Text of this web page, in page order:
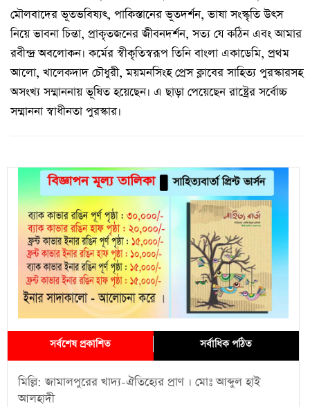
মৌলবাদের ভূতভবিষ্যৎ, পাকিস্তানের ভূতদর্শন, ভাষা সংস্কৃতি উৎস
নিয়ে ভাবনা চিন্তা, প্রাকৃতজনের জীবনদর্শন, সত্য যে কঠিন এবং আমার
রবীন্দ্র অবলোকন। কর্মের স্বীকৃতিস্বরূপ তিনি বাংলা একাডেমি, প্রথম
আলো, খালেকদাদ চৌধুরী, ময়মনসিংহ প্রেস ক্লাবের সাহিত্য পুরস্কারসহ
অসংখ্য সম্মাননায় ভূষিত হয়েছেন। এ ছাড়া পেয়েছেন রাষ্ট্রের সর্বোচ্চ
সম্মাননা স্বাধীনতা পুরস্কার।
সর্বশেষ প্রকাশিত সর্বাধিক পঠিত
মিল্লি: জামালপুরের খাদ্য-ঐতিহ্যের প্রাণ । মোঃ আব্দুল হাই
আলহাদী